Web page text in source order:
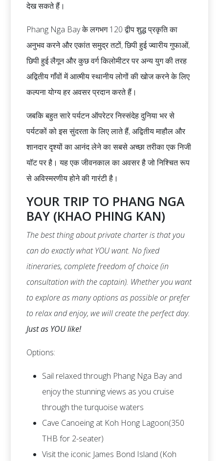
देख सकते हैं।
Phang Nga Bay के लगभग 120 द्वीप शुद्ध प्रकृति का
अनुभव करने और एकांत समुद्र तटों, छिपी हुई ज्वारीय गुफाओं,
छिपी हुई लैगून और कुछ वर्ग किलोमीटर पर अन्य युग की तरह
अद्वितीय गाँवों में आत्मीय स्थानीय लोगों की खोज करने के लिए
कल्पना योग्य हर अवसर प्रदान करते हैं।
जबकि बहुत सारे पर्यटन ऑपरेटर निस्संदेह दुनिया भर से
पर्यटकों को इस सुंदरता के लिए लाते हैं, अद्वितीय माहौल और
शानदार दृश्यों का आनंद लेने का सबसे अच्छा तरीका एक निजी
यॉट पर है। यह एक जीवनकाल का अवसर है जो निश्चित रूप
से अविस्मरणीय होने की गारंटी है।
YOUR TRIP TO PHANG NGA
BAY (KHAO PHING KAN)
The best thing about private charter is that you
can do exactly what YOU want. No fixed
itineraries, complete freedom of choice (in
consultation with the captain). Whether you want
to explore as many options as possible or prefer
to relax and enjoy, we will create the perfect day.
Just as YOU like!
Options:
Sail relaxed through Phang Nga Bay and
enjoy the stunning views as you cruise
through the turquoise waters
Cave Canoeing at Koh Hong Lagoon(350
THB for 2-seater)
Visit the iconic James Bond Island (Koh